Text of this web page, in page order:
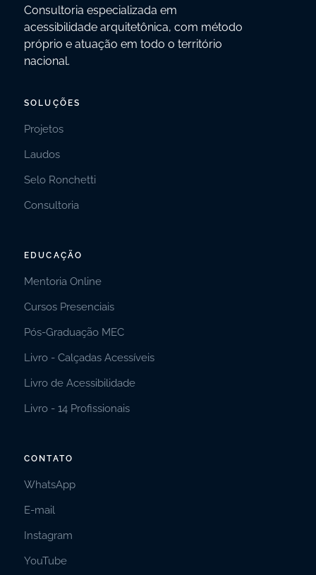
Consultoria especializada em
acessibilidade arquitetônica, com método
próprio e atuação em todo o território
nacional.
SOLUÇÕES
Projetos
Laudos
Selo Ronchetti
Consultoria
EDUCAÇÃO
Mentoria Online
Cursos Presenciais
Pós-Graduação MEC
Livro - Calçadas Acessíveis
Livro de Acessibilidade
Livro - 14 Profissionais
CONTATO
WhatsApp
E-mail
Instagram
YouTube